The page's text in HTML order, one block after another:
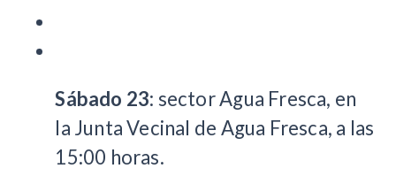
Sábado 23: sector Agua Fresca, en
la Junta Vecinal de Agua Fresca, a las
15:00 horas.